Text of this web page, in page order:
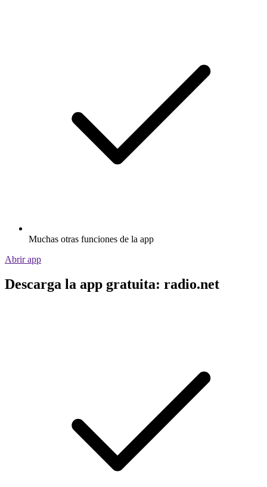
Muchas otras funciones de la app
Abrir app
Descarga la app gratuita: radio.net